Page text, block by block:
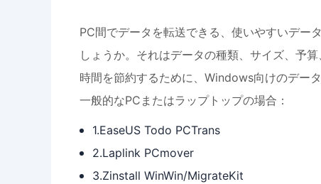
PC間でデータを転送できる、使いやすいデー
しょうか。それはデータの種類、サイズ、予
時間を節約するために、Windows向けのデー
一般的なPCまたはラップトップの場合：
1.EaseUS Todo PCTrans
2.Laplink PCmover
3.Zinstall WinWin/MigrateKit